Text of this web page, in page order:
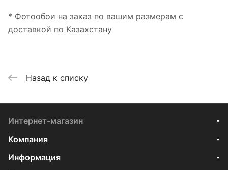
* Фотообои на заказ по вашим размерам с
доставкой по Казахстану
Назад к списку
Интернет-магазин
Компания
Информация